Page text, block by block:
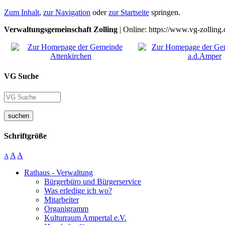
Zum Inhalt, zur Navigation oderzur Startseite springen.
Verwaltungsgemeinschaft Zolling | Online: https://www.vg-
VG Suche
suchen
Schriftgröße
A A A
Rathaus - Verwaltung
Bürgerbüro und Bürgerservice
Was erledige ich wo?
Mitarbeiter
Organigramm
Kulturraum Ampertal e.V.